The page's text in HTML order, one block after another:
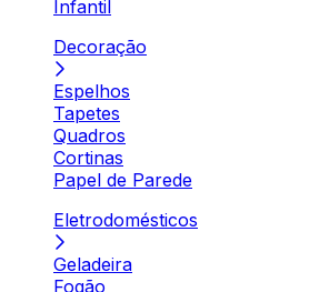
Infantil
Decoração
Espelhos
Tapetes
Quadros
Cortinas
Papel de Parede
Eletrodomésticos
Geladeira
Fogão